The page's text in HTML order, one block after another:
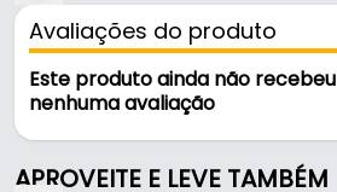
Características:
- Marca: Archi
- Modelo: Zagatto
- Acabamento: Inox Escovado
Avaliações do produto
Este produto ainda não recebeu
nenhuma avaliação
APROVEITE E LEVE TAMBÉM